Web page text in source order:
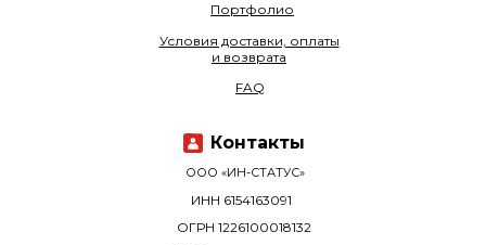
Портфолио
ООО «ИН-СТАТУС»
ОГРН 1226100018132
ИНН 6154163091
Условия доставки, оплаты
и возврата
FAQ
Контакты